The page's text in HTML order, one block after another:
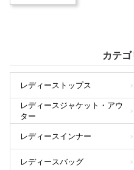
カテ
レディーストップス
レディースジャケット・アウ
ター
レディースインナー
レディースバッグ